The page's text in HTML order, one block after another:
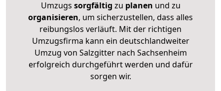
Umzugs sorgfältig zu planen und zu
organisieren, um sicherzustellen, dass alles
reibungslos verläuft. Mit der richtigen
Umzugsfirma kann ein deutschlandweiter
Umzug von Salzgitter nach Sachsenheim
erfolgreich durchgeführt werden und dafür
sorgen wir.